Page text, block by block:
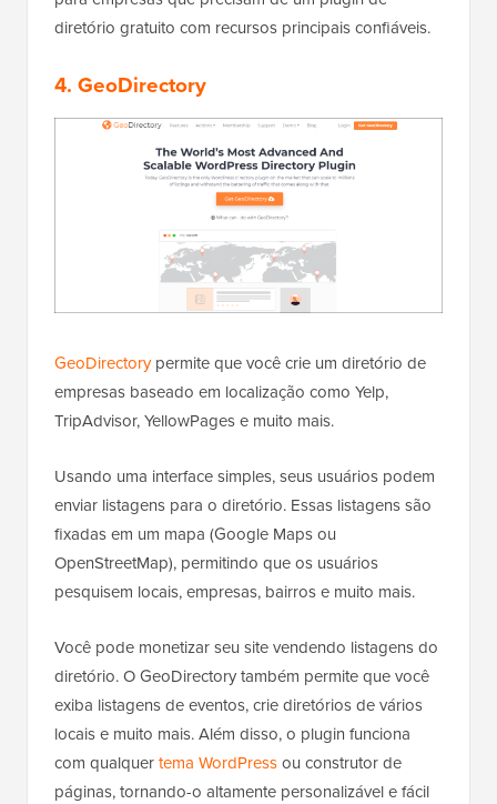
diretório gratuito com recursos principais confiáveis.
4. GeoDirectory
GeoDirectorypermite que você crie um diretório de
empresas baseado em localização como Yelp,
TripAdvisor, YellowPages e muito mais.
Usando uma interface simples, seus usuários podem
enviar listagens para o diretório. Essas listagens são
fixadas em um mapa (Google Maps ou
OpenStreetMap), permitindo que os usuários
pesquisem locais, empresas, bairros e muito mais.
Você pode monetizar seu site vendendo listagens do
diretório. O GeoDirectory também permite que você
exiba listagens de eventos, crie diretórios de vários
locais e muito mais. Além disso, o plugin funciona
com qualquertema WordPressou construtor de
páginas, tornando-o altamente personalizável e fácil